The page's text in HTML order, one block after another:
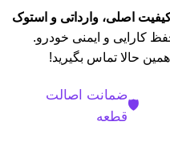
کارایی و ایمنی خودرو.
حالا تماس بگیرید!
🛡️
ضمانت اصالت
قطعه